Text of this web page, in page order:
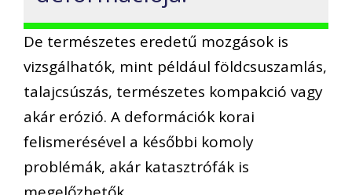
De természetes eredetű mozgások is
vizsgálhatók, mint például földcsuszamlás,
talajcsúszás, természetes kompakció vagy
akár erózió. A deformációk korai
felismerésével a későbbi komoly
problémák, akár katasztrófák is